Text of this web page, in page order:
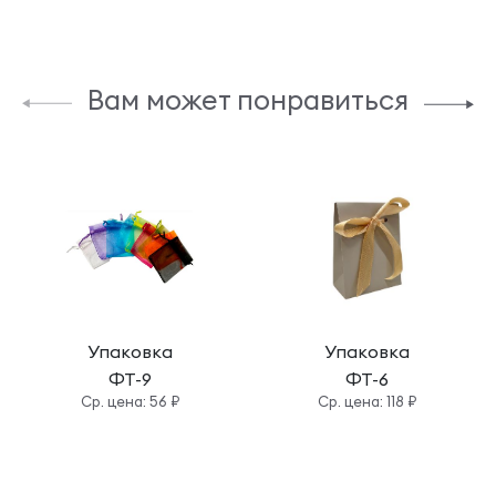
Вам может понравиться
Упаковка
ФТ-9
Cр. цена: 56 ₽
Упаковка
ФТ-6
Cр. цена: 118 ₽